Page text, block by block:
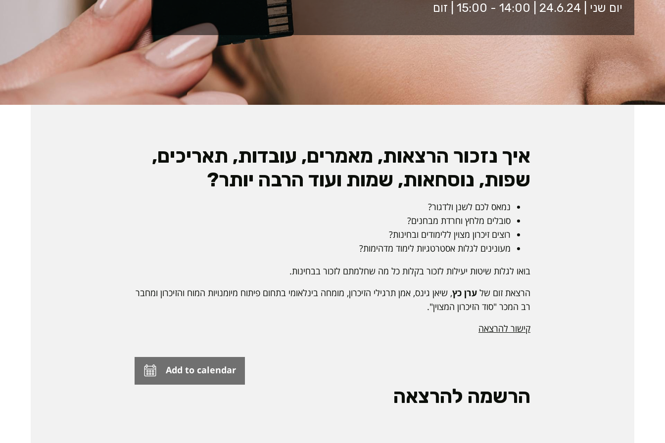
יום שני | 24.6.24 | 14:00 - 15:00 | זום
איך נזכור הרצאות, מאמרים, עובדות, תאריכים,
שפות, נוסחאות, שמות ועוד הרבה יותר?
נמאס לכם לשנן ולדגור?
סובלים מלחץ וחרדת מבחנים?
רוצים זיכרון מצוין ללימודים ובחינות?
מעונינים לגלות אסטרטגיות לימוד מדהימות?
בואו לגלות שיטות יעילות לזכור בקלות כל מה שחלמתם לזכור בבחינות.
הרצאת זום של ערן כץ, שיאן גינס, אמן תרגילי הזיכרון, מומחה בינלאומי בתחום פיתוח מיומנויות המוח והזיכרון ומחבר
רב המכר "סוד הזיכרון המצוין".
קישור להרצאה
Add to calendar
הרשמה להרצאה